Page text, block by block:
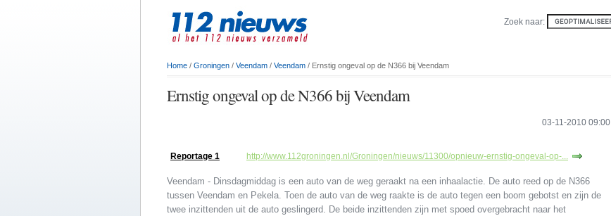
Zoek naar:
Home / Groningen / Veendam / Veendam / Ernstig ongeval op de N366 bij Veendam
Ernstig ongeval op de N366 bij Veendam
03-11-2010 09:00
Reportage 1 http://www.112groningen.nl/Groningen/nieuws/11300/opnieuw-ernstig-ongeval-op-...
Veendam - Dinsdagmiddag is een auto van de weg geraakt na een inhaalactie. De auto reed op de N366
tussen Veendam en Pekela. Toen de auto van de weg raakte is de auto tegen een boom gebotst en zijn de
twee inzittenden uit de auto geslingerd. De beide inzittenden zijn met spoed overgebracht naar het